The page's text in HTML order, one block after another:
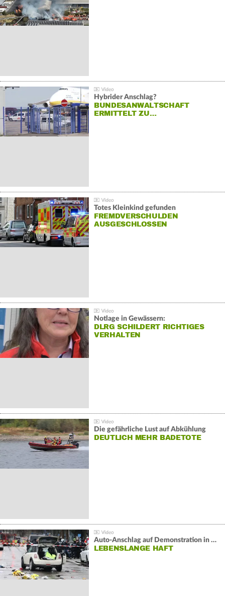
Hybrider Anschlag?
BUNDESANWALTSCHAFT
ERMITTELT ZU…
Totes Kleinkind gefunden
FREMDVERSCHULDEN
AUSGESCHLOSSEN
Notlage in Gewässern:
DLRG SCHILDERT RICHTIGES
VERHALTEN
Die gefährliche Lust auf Abkühlung
DEUTLICH MEHR BADETOTE
Auto-Anschlag auf Demonstration in München:
LEBENSLANGE HAFT